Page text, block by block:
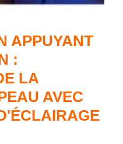
APPUYANT
:
LA
AVEC